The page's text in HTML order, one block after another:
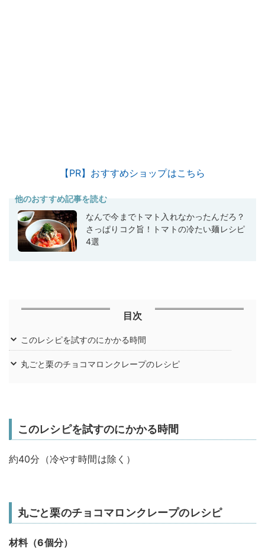
【PR】おすすめショップはこちら
他のおすすめ記事を読む
なんで今までトマト入れなかったんだろ？
さっぱりコク旨！トマトの冷たい麺レシピ
4選
目次
このレシピを試すのにかかる時間
丸ごと栗のチョコマロンクレープのレシピ
このレシピを試すのにかかる時間
約40分（冷やす時間は除く）
丸ごと栗のチョコマロンクレープのレシピ
材料（6個分）